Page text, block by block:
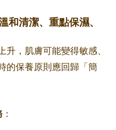
和清潔、重點保濕、
，肌膚可能變得敏感、
的保養原則應回歸「簡
：